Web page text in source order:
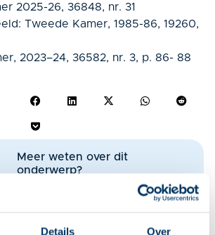
Details Over
2025-26, 36848, nr. 31
Tweede Kamer, 1985-86, 19260,
2023–24, 36582, nr. 3, p. 86- 88
Meer weten over dit
onderwerp?
Mark Husen helpt je graag